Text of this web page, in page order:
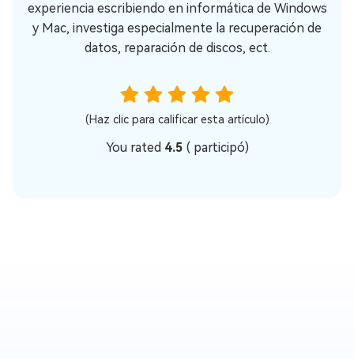
experiencia escribiendo en informática de Windows
y Mac, investiga especialmente la recuperación de
datos, reparación de discos, ect.
(Haz clic para calificar esta artículo)
You rated 4.5 ( participó)